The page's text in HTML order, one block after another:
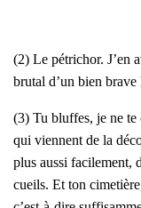
(2) Le pétri­chor. J’en
bru­tal d’un bien
(3) Tu bluffes, je ne te
qui viennent de la
plus aus­si faci­le­ment,
cueils. Et ton